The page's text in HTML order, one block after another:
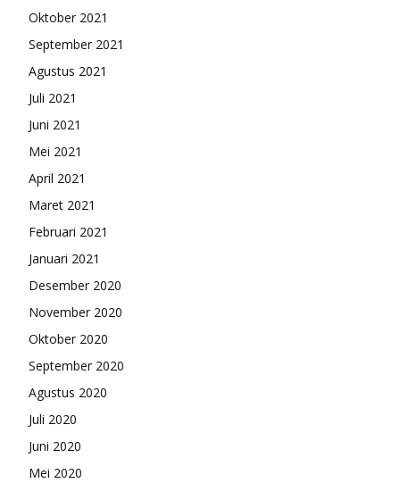
Oktober 2021
September 2021
Agustus 2021
Juli 2021
Juni 2021
Mei 2021
April 2021
Maret 2021
Februari 2021
Januari 2021
Desember 2020
November 2020
Oktober 2020
September 2020
Agustus 2020
Juli 2020
Juni 2020
Mei 2020